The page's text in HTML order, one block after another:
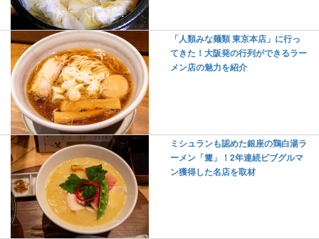
「人類みな麺類 東京本店」に行っ
てきた！大阪発の行列ができるラー
メン店の魅力を紹介
ミシュランも認めた銀座の鶏白湯ラ
ーメン「篝」！2年連続ビブグルマ
ン獲得した名店を取材